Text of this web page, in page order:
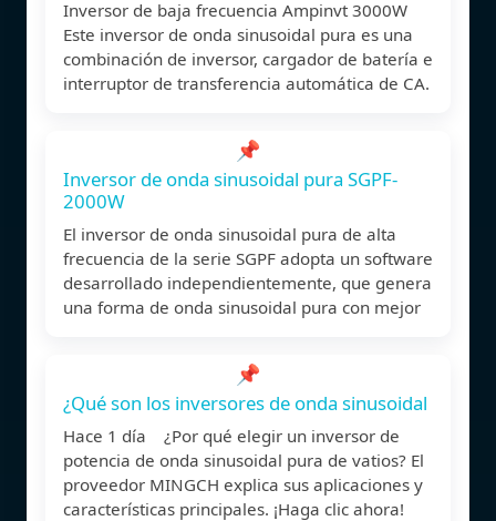
Inversor de baja frecuencia Ampinvt 3000W
Este inversor de onda sinusoidal pura es una
combinación de inversor, cargador de batería e
interruptor de transferencia automática de CA.
📌
Inversor de onda sinusoidal pura SGPF-
2000W
El inversor de onda sinusoidal pura de alta
frecuencia de la serie SGPF adopta un software
desarrollado independientemente, que genera
una forma de onda sinusoidal pura con mejor
📌
¿Qué son los inversores de onda sinusoidal
Hace 1 día ¿Por qué elegir un inversor de
potencia de onda sinusoidal pura de vatios? El
proveedor MINGCH explica sus aplicaciones y
características principales. ¡Haga clic ahora!